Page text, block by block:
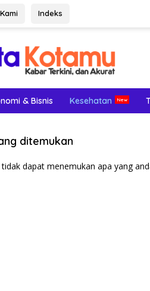
Indeks
& Bisnis Kesehatan
ditemukan
dapat menemukan apa yang